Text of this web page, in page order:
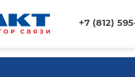
+7 (812)